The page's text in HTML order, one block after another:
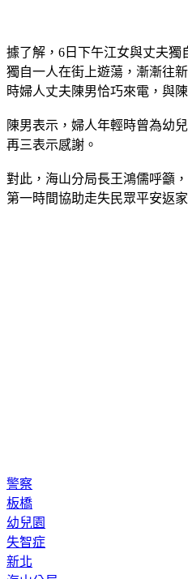
據了解，6日下午江女與丈夫獨
獨自一人在街上遊蕩，漸漸往
時婦人丈夫陳男恰巧來電，與
陳男表示，婦人年輕時曾為幼
再三表示感謝。
對此，海山分局長王鴻儒呼籲
第一時間協助走失民眾平安返家
警察
板橋
幼兒園
失智症
新北